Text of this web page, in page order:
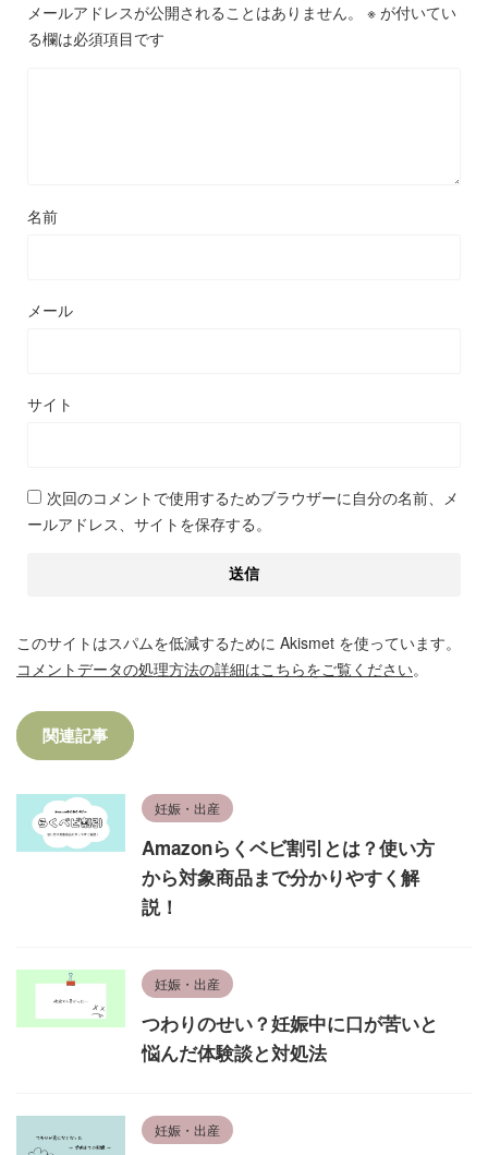
メールアドレスが公開されることはありません。 ※ が付いてい
る欄は必須項目です
名前
メール
サイト
次回のコメントで使用するためブラウザーに自分の名前、メ
ールアドレス、サイトを保存する。
このサイトはスパムを低減するために Akismet を使っています。
コメントデータの処理方法の詳細はこちらをご覧ください。
関連記事
妊娠・出産
Amazonらくベビ割引とは？使い方
から対象商品まで分かりやすく解
説！
妊娠・出産
つわりのせい？妊娠中に口が苦いと
悩んだ体験談と対処法
妊娠・出産